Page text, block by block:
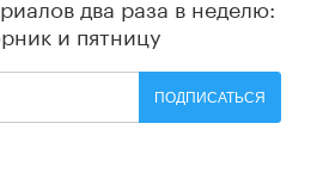
и пятницу
ПОДПИСАТЬСЯ